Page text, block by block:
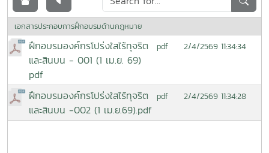
เอกสารประกอบการฝึกอบรมด้านกฎหมาย
ฝึกอบรมองค์กรโปร่งใสไร้ทุจริต
และสินบน - 001 (1 เม.ย. 69)
pdf
pdf 2/4/2569 11:34:34
ฝึกอบรมองค์กรโปร่งใสไร้ทุจริต
และสินบน -002 (1 เม.ย.69).pdf
pdf 2/4/2569 11:34:28